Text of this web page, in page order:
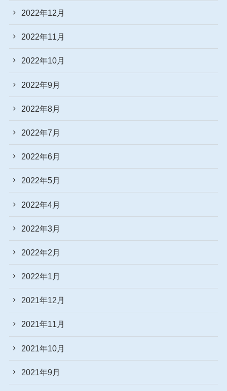
2022年12月
2022年11月
2022年10月
2022年9月
2022年8月
2022年7月
2022年6月
2022年5月
2022年4月
2022年3月
2022年2月
2022年1月
2021年12月
2021年11月
2021年10月
2021年9月